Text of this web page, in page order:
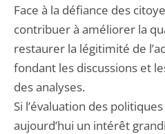
Face à la défiance des
contribuer à améliorer la
restaurer la légitimité de
fondant les discussions et
des analyses.
Si l’évaluation des
aujourd’hui un intérêt